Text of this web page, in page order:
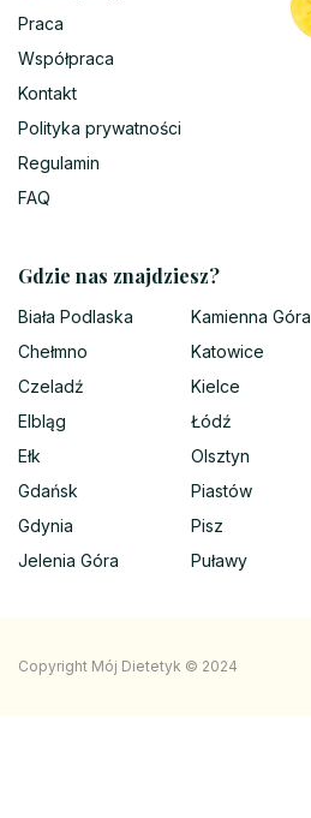
Praca
Współpraca
Kontakt
Polityka prywatności
Regulamin
FAQ
Gdzie nas znajdziesz?
Biała Podlaska
Chełmno
Czeladź
Elbląg
Ełk
Gdańsk
Gdynia
Jelenia Góra
Kamienna Góra
Katowice
Kielce
Łódź
Olsztyn
Piastów
Pisz
Puławy
Copyright Mój Dietetyk © 2024